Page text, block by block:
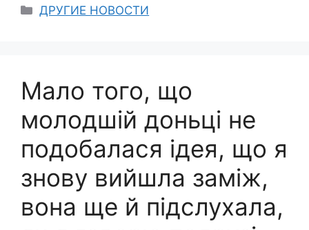
Categories
ДРУГИЕ НОВОСТИ
Мало того, що
молодшій доньці не
подобалася ідея, що я
знову вийшла заміж,
вона ще й підслухала,